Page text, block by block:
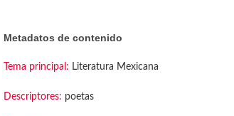
Metadatos de contenido
Tema principal: Literatura Mexicana
Descriptores: poetas